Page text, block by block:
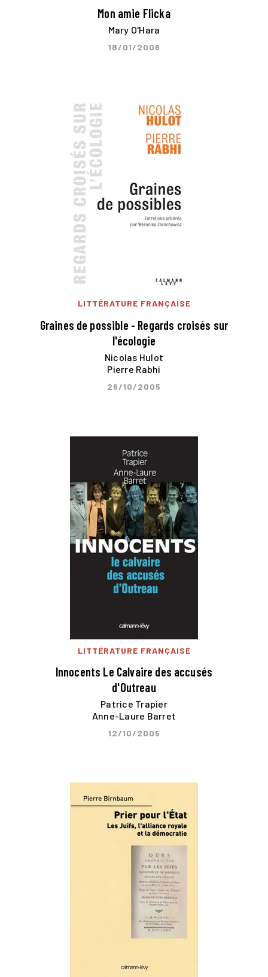
Mon amie Flicka
Mary O'Hara
18/01/2006
LITTÉRATURE FRANÇAISE
Graines de possible - Regards croisés sur
l'écologie
Nicolas Hulot
Pierre Rabhi
26/10/2005
LITTÉRATURE FRANÇAISE
Innocents Le Calvaire des accusés
d'Outreau
Patrice Trapier
Anne-Laure Barret
12/10/2005